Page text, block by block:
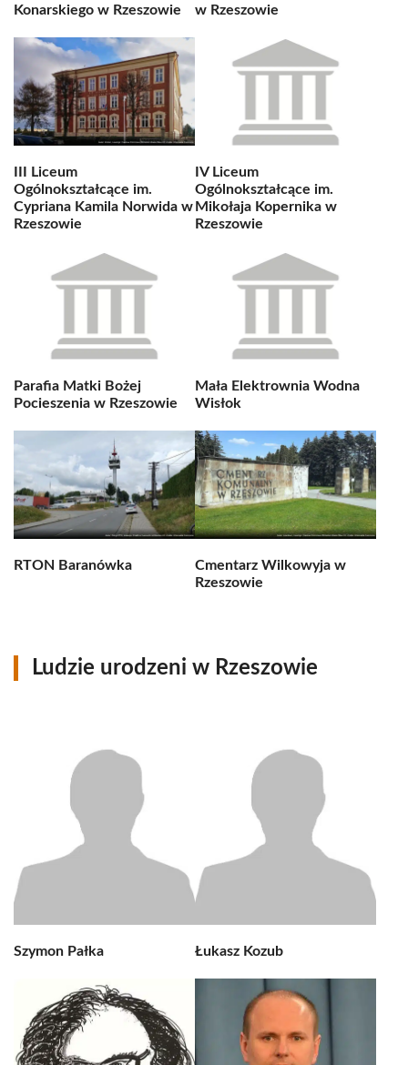
Konarskiego w Rzeszowie w Rzeszowie
III Liceum
Ogólnokształcące im.
Cypriana Kamila Norwida w
Rzeszowie
IV Liceum
Ogólnokształcące im.
Mikołaja Kopernika w
Rzeszowie
Parafia Matki Bożej
Pocieszenia w Rzeszowie
Mała Elektrownia Wodna
Wisłok
RTON Baranówka
Cmentarz Wilkowyja w
Rzeszowie
Ludzie urodzeni w Rzeszowie
Szymon Pałka Łukasz Kozub